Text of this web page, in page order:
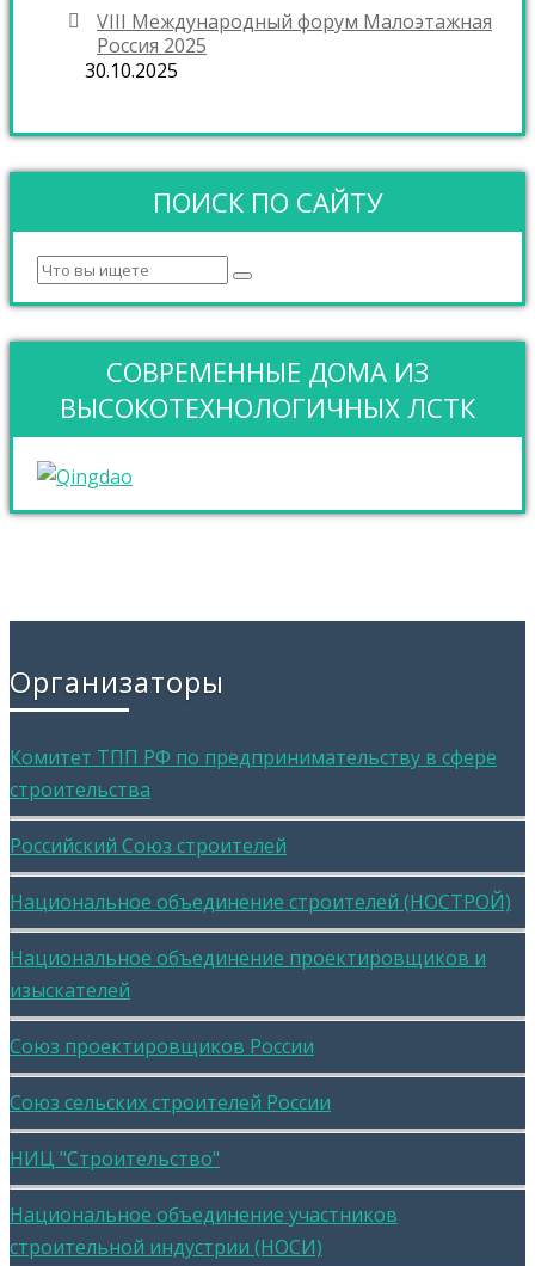
VIII Международный форум Малоэтажная
Россия 2025
30.10.2025
ПОИСК ПО САЙТУ
СОВРЕМЕННЫЕ ДОМА ИЗ
ВЫСОКОТЕХНОЛОГИЧНЫХ ЛСТК
Организаторы
Комитет ТПП РФ по предпринимательству в сфере
строительства
Российский Союз строителей
Национальное объединение строителей (НОСТРОЙ)
Национальное объединение проектировщиков и
изыскателей
Союз проектировщиков России
Союз сельских строителей России
НИЦ "Строительство"
Национальное объединение участников
строительной индустрии (НОСИ)